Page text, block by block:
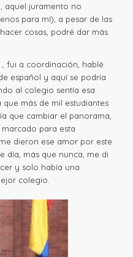
aquel juramento no
para mí), a pesar de las
cosas, podré dar más
fui a coordinación, hablé
español y aquí se podría
al colegio sentía esa
más de mil estudiantes
que cambiar el panorama,
marcado para esta
dieron ese amor por este
día, más que nunca, me di
y solo había una
colegio.